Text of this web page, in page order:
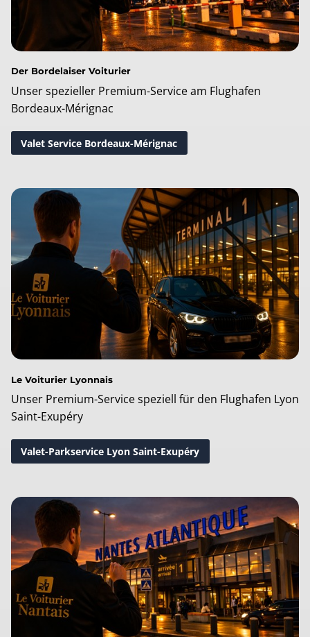
Der Bordelaiser Voiturier
Unser spezieller Premium-Service am Flughafen
Bordeaux-Mérignac
Valet Service Bordeaux-Mérignac
Le Voiturier Lyonnais
Unser Premium-Service speziell für den Flughafen Lyon
Saint-Exupéry
Valet-Parkservice Lyon Saint-Exupéry